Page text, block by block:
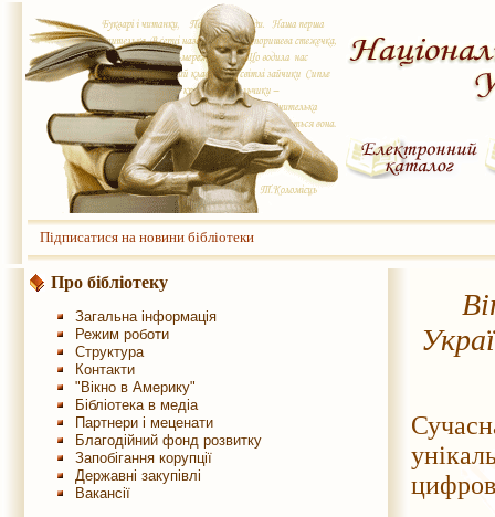
Підписатися на новини бібліотеки
Про бібліотеку
Загальна інформація
Режим роботи
Структура
Контакти
"Вікно в Америку"
Бібліотека в медіа
Партнери і меценати
Благодійний фонд розвитку
Запобігання корупції
Державні закупівлі
Вакансії